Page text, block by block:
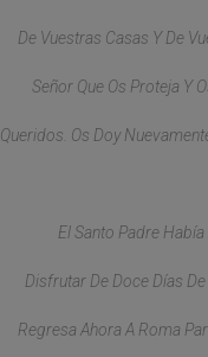
De Vuestras Casas Y De
Señor Que Os Proteja Y
Queridos. Os Doy
El Santo Padre
Disfrutar De Doce Días
Regresa Ahora A Roma